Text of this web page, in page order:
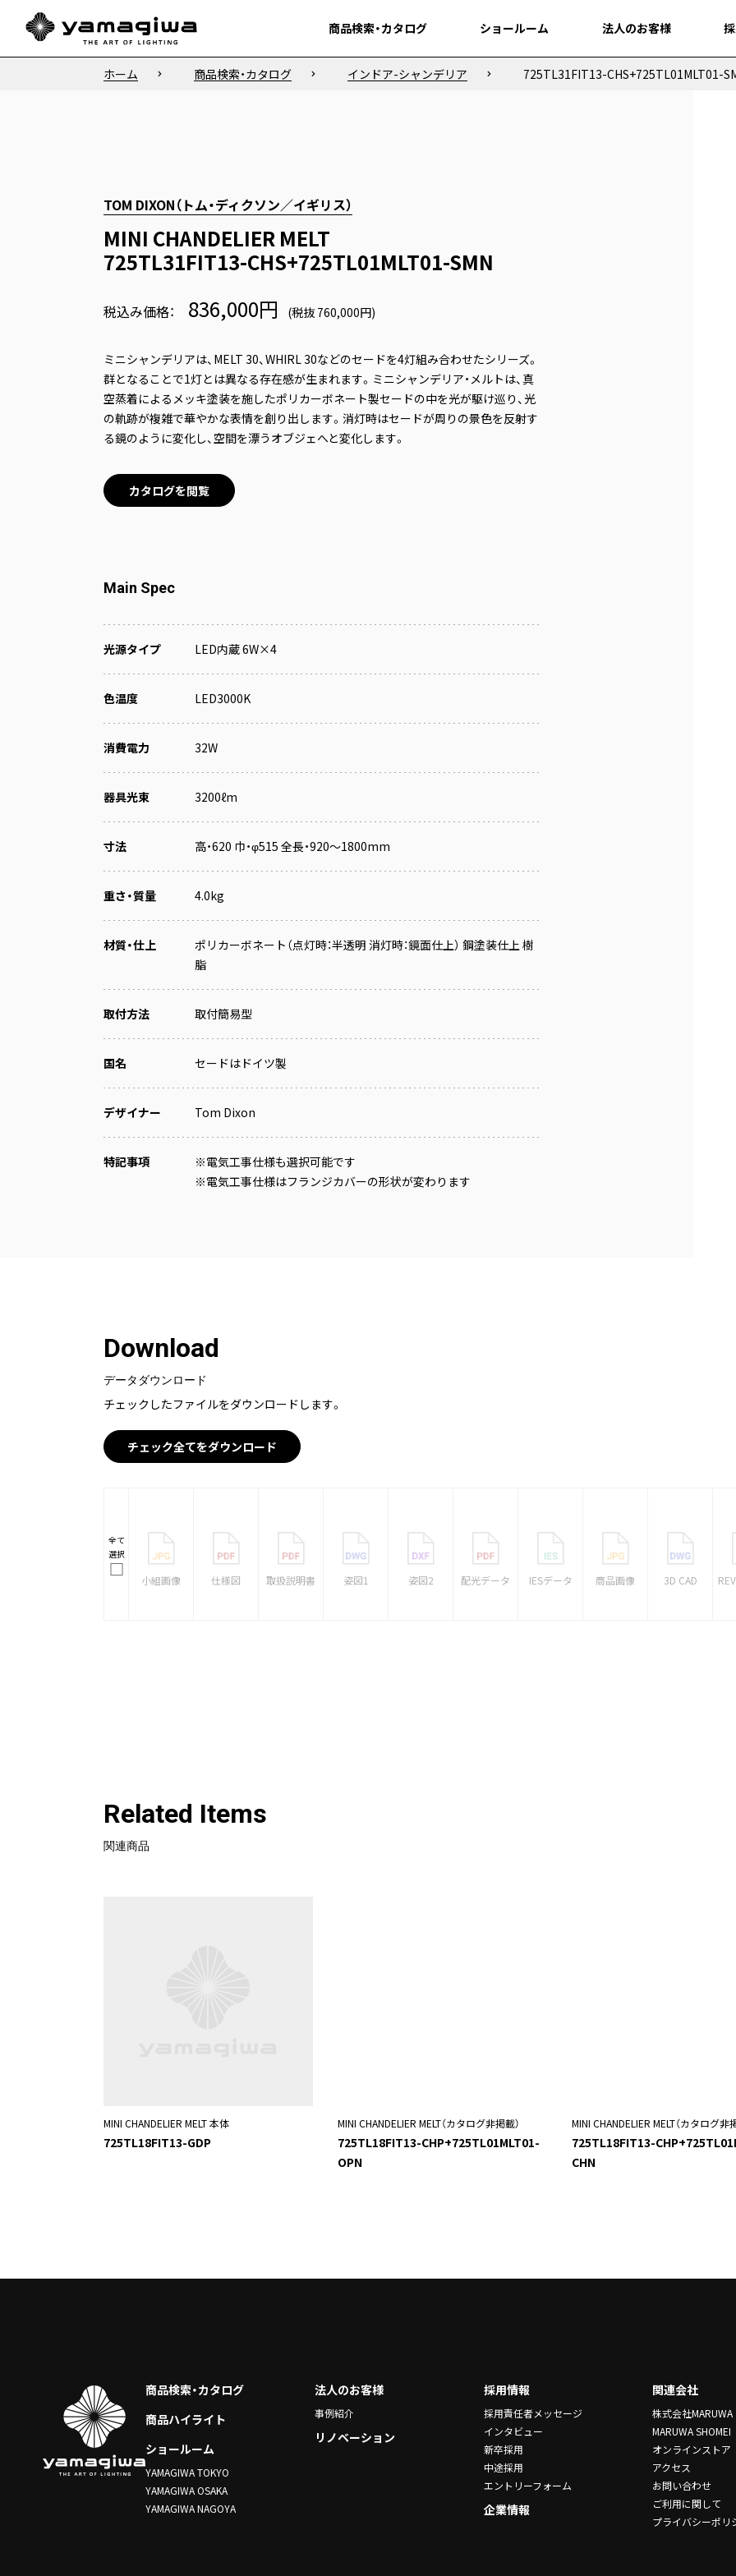
商品検索・カタログ
商品検索・カタログ ショールーム
ショールーム 法人のお客様
法人のお客様
ホーム 商品検索・カタログ インドア-シャンデリア 725TL31FIT13-CHS+725TL01MLT01-
TOM DIXON（トム・ディクソン／イギリス）
MINI CHANDELIER MELT
725TL31FIT13-CHS+725TL01MLT01-SMN
税込み価格： 836,000円 (税抜 760,000円)
ミニシャンデリアは、MELT 30、WHIRL 30などのセードを4灯組み合わせたシリーズ。
群となることで1灯とは異なる存在感が生まれます。ミニシャンデリア・メルトは、真
空蒸着によるメッキ塗装を施したポリカーボネート製セードの中を光が駆け巡り、光
の軌跡が複雑で華やかな表情を創り出します。消灯時はセードが周りの景色を反射す
る鏡のように変化し、空間を漂うオブジェへと変化します。
カタログを閲覧
Main Spec
光源タイプ LED内蔵 6W×4
色温度 LED3000K
消費電力 32W
器具光束 3200ℓm
寸法 高・620 巾・φ515 全長・920～1800mm
重さ・質量 4.0kg
材質・仕上
ポリカーボネート（点灯時：半透明 消灯時：鏡面仕上） 鋼塗装仕上 樹
脂
取付方法 取付簡易型
国名 セードはドイツ製
デザイナー Tom Dixon
特記事項
※電気工事仕様も選択可能です
※電気工事仕様はフランジカバーの形状が変わります
Download
データダウンロード
チェックしたファイルをダウンロードします。
チェック全てをダウンロード
全て
選択
小組画像 仕様図 取扱説明書 姿図1 姿図2 配光データ IESデータ 商品画像 3D CAD
Related Items
関連商品
MINI CHANDELIER MELT 本体
725TL18FIT13-GDP
MINI CHANDELIER MELT（カタログ非掲載）
725TL18FIT13-CHP+725TL01MLT01-
OPN
MINI CHANDELIER MELT（カタログ非
725TL18FIT13-
CHN
商品検索・カタログ
商品ハイライト
ショールーム
YAMAGIWA TOKYO
YAMAGIWA OSAKA
YAMAGIWA NAGOYA
法人のお客様
事例紹介
リノベーション
採用情報
採用責任者メッセージ
インタビュー
新卒採用
中途採用
エントリーフォーム
企業情報
関連会社
株式会社MARUWA
MARUWA SHOMEI
オンラインストア
アクセス
お問い合わせ
ご利用に関して
プライバシーポリ